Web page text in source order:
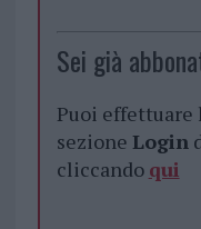
Sei già
Puoi effettuare
sezione Login
cliccando qui